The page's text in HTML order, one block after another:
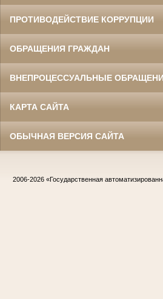
ПРОТИВОДЕЙСТВИЕ КОРРУПЦИИ
ОБРАЩЕНИЯ ГРАЖДАН
ВНЕПРОЦЕССУАЛЬНЫЕ
КАРТА САЙТА
ОБЫЧНАЯ ВЕРСИЯ САЙТА
2006-2026 «Государственная